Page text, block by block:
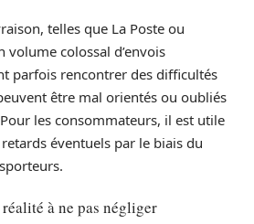
telles que La Poste ou
volume colossal d’envois
parfois rencontrer des difficultés
être mal orientés ou oubliés
les consommateurs, il est utile
éventuels par le biais du
à ne pas négliger